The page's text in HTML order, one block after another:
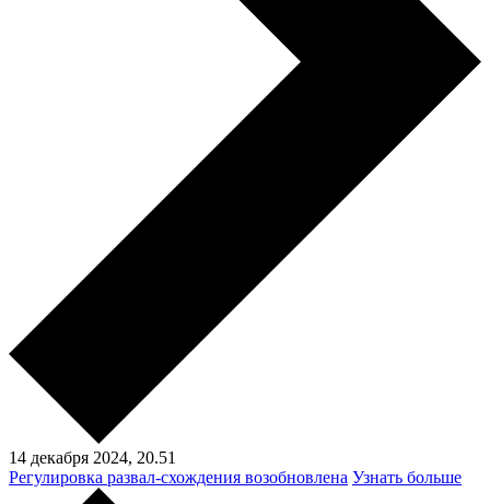
14 декабря 2024, 20.51
Регулировка развал-схождения возобновлена Узнать больше